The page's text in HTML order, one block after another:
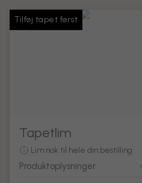
Tilføj tapet først
Tapetlim
Lim nok til hele din bestilling
Produktoplysninger